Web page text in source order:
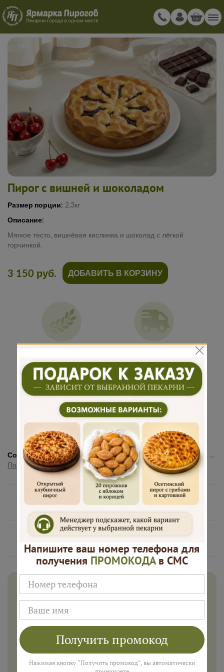
Пирог с вишней и шоколадом
Размер порции: 2.3кг
Описание:
Мягкое тесто, вишнёвая кислинка и шоколад с лёгкой
горчинкой.
Традиционная
рецептура
Бережная
доставка
Подарок к
каждому
заказу
Много
начинки
3 150 руб. ДОБАВИТЬ В КОРЗИНУ
Состав:Мука высший сорт, дрожжи, сливочное масло, яйцо, сметана, ванилин, сахар, соль, растительное масло, шоколад, вишня
Показать полностью
Нам доверяют
Русские Пироги это
Дарим 500 рублей на заказ в
августе!
Введите ваш номер телефона и мы пришлем промокод
для подарка в смс
Напишите ваш номер телефона для
получения ПРОМОКОДАв СМС
Получить промокод
Нажимая кнопку “Получить промокод”, вы автоматически